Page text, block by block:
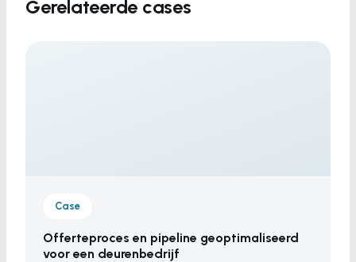
Gerelateerde cases
Case
Offerteproces en pipeline geoptimaliseerd
voor een deurenbedrijf